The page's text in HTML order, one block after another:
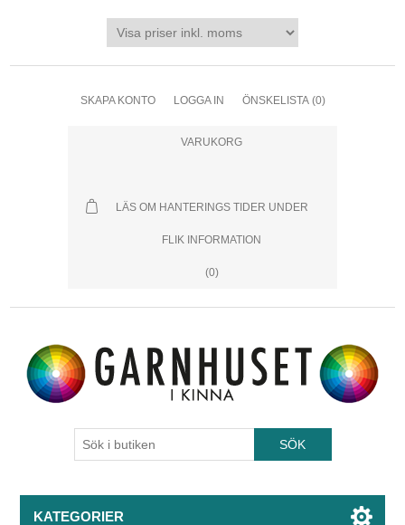
SKAPA KONTO LOGGA IN ÖNSKELISTA (0)
VARUKORG
LÄS OM HANTERINGS TIDER UNDER
FLIK INFORMATION
(0)
KATEGORIER